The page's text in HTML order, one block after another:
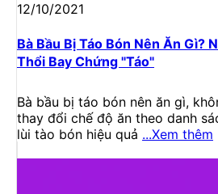
12/10/2021
Bà Bầu Bị Táo Bón Nên Ăn Gì?
Thổi Bay Chứng "Táo"
Bà bầu bị táo bón nên ăn gì,
thay đổi chế độ ăn theo danh
lùi tào bón hiệu quả ...Xem thêm